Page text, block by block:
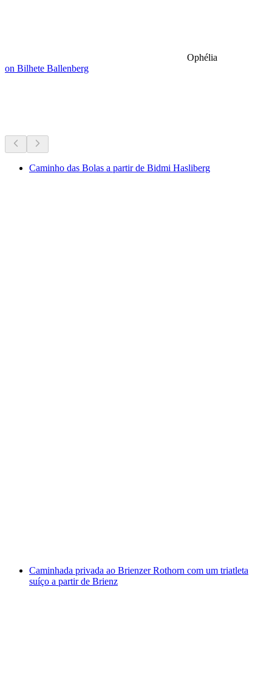
Ophélia
on Bilhete Ballenberg
Caminho das Bolas a partir de Bidmi Hasliberg
Caminhada privada ao Brienzer Rothorn com um triatleta
suíço a partir de Brienz